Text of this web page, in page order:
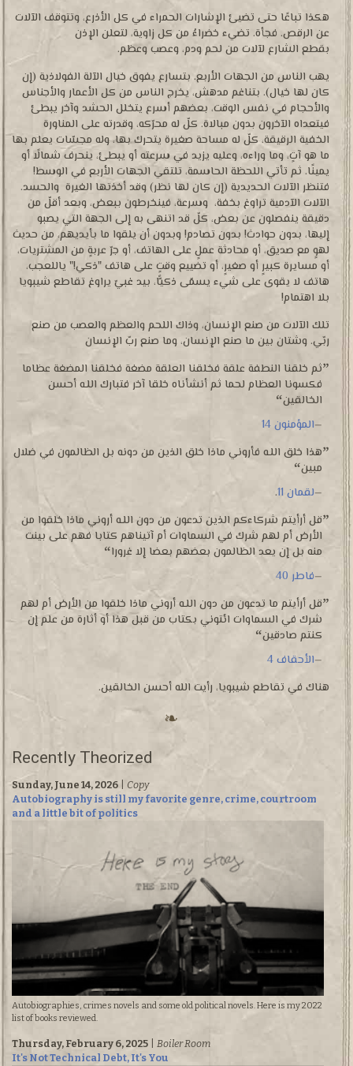
هكذا تباعًا حتى تضيئ الإشارات الحمراء في كل الأذرع، وتتوقف الآلات
عن الرقص. فجأة. تضيء خضراءُ من كل زاوية، لتعلن الإذن
بقطع الشارع لآلات من لحم ودم، وعصب وعظم.
يهب الناس من الجهات الأربع. بتسارع يفوق خيال الآلة الفولاذية (إن
كان لها خيال). بتناغم مدهش، يخرج الناس من كل الأعمار والأجناس
والأحجام في نفس الوقت، بعضهم أسرع يتخلل الحشد وآخر يبطئ
فيتعداه الآخرون بدون مبالاة. كلّ له محرّكه، وقدرته على المناورة
الخفية الرقيقة، كلّ له مساحة صغيرة يتحرك بها، وله مجسّات يعلم بها
ما هو آتٍ، وما وراءه، وعليه يزيد في سرعته أو يبطئ، ينحرف شمالًا أو
يمينًا. ثم تأتي اللحظة الحاسمة، تلتقي الجهات الأربع في الوسط!
فتنظر الآلات الحديدية (إن كان لها نظر) وقد أخذتها الغيرة والحسد.
الآلات الآدمية تراوغ بخفة، وسرعة، فينخرطون ببعض، وبعد أقلّ من
دقيقة ينفصلون عن بعض، كلّ قد اتنهى به إلى الجهة التي يصبو
إليها، بدون حوادث! بدون تصادم! وبدون أن يلقوا ما بأيديهم، من حديث
لهوٍ مع صديق، أو محادثة عملٍ على الهاتف، أو جرّ عربةٍ من المشتريات،
أو مسايرة كبيرٍ أو صغيرٍ، أو تضييع وقتٍ على هاتف "ذكي!" ياللعجب،
هاتف لا يقوى على شيء يسمّى ذكيًّا، بيد غبيّ يراوغ تقاطع شيبويا
بلا اهتمام!
تلك الآلات من صنع الإنسان، وذاك اللحم والعظم والعصب من صنع
ربّي. وشتان بين ما صنع الإنسان، وما صنع ربّ الإنسان
ثم خلقنا النطفة علقة فخلقنا العلقة مضغة فخلقنا المضغة عظاما
فكسونا العظام لحما ثم أنشأناه خلقا آخر فتبارك اللـه أحسن
الخالقين
المؤمنون 14
هذا خلق اللـه فأروني ماذا خلق الذين من دونه بل الظالمون في ضلال
مبين
لقمان 11 .
قل أرأيتم شركاءكم الذين تدعون من دون اللـه أروني ماذا خلقوا من
الأرض أم لهم شرك في السماوات أم آتيناهم كتابا فهم على بينت
منه بل إن يعد الظالمون بعضهم بعضا إلا غرورا
فاطر 40
قل أرأيتم ما تدعون من دون اللـه أروني ماذا خلقوا من الأرض أم لهم
شرك في السماوات ائتوني بكتاب من قبل هذا أو أثارة من علم إن
كنتم صادقين
الأحقاف 4
هناك في تقاطع شيبويا، رأيت الله أحسن الخالقين.
Recently Theorized
Sunday, June 14, 2026
Copy
Autobiography is still my favorite genre, crime, courtroom
and a little bit of politics
Autobiographies, crimes novels and some old political novels. Here is my 2022
list of books reviewed.
Thursday, February 6, 2025
Boiler Room
It's Not Technical Debt, It's You